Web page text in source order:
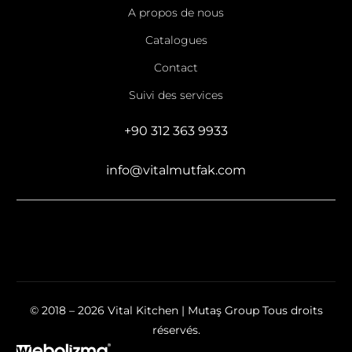
A propos de nous
Catalogues
Contact
Suivi des services
+90 312 363 9933
info@vitalmutfak.com
© 2018 – 2026 Vital Kitchen | Mutaş Group Tous droits
réservés.